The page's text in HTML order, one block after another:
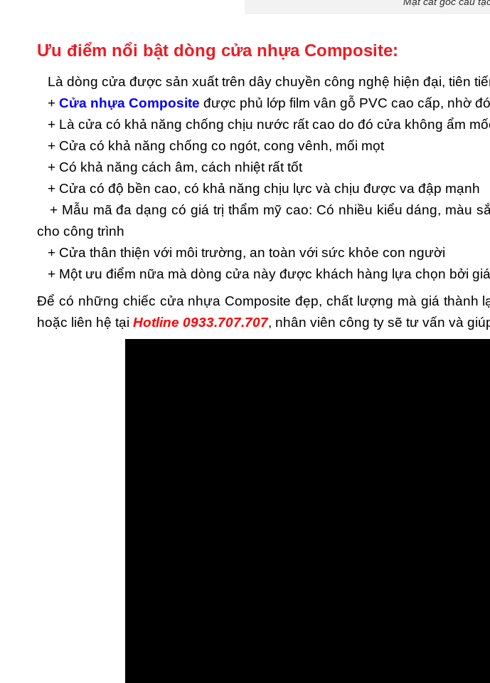
Ưu điểm nổi bật dòng cửa nhựa Composite:
Là dòng cửa được sản xuất trên dây chuyền công nghệ hiện đại, tiên
+ Cửa nhựa Composite được phủ lớp film vân gỗ PVC cao cấp, nhờ
+ Là cửa có khả năng chống chịu nước rất cao do đó cửa không ẩm
+ Cửa có khả năng chống co ngót, cong vênh, mối mọt
+ Có khả năng cách âm, cách nhiệt rất tốt
+ Cửa có độ bền cao, có khả năng chịu lực và chịu được va đập mạnh
+ Mẫu mã đa dạng có giá trị thẩm mỹ cao: Có nhiều kiểu dáng, màu
cho công trình
+ Cửa thân thiện với môi trường, an toàn với sức khỏe con người
+ Một ưu điểm nữa mà dòng cửa này được khách hàng lựa chọn bởi
Để có những chiếc cửa nhựa Composite đẹp, chất lượng mà giá thành
hoặc liên hệ tại Hotline 0933.707.707, nhân viên công ty sẽ tư vấn và